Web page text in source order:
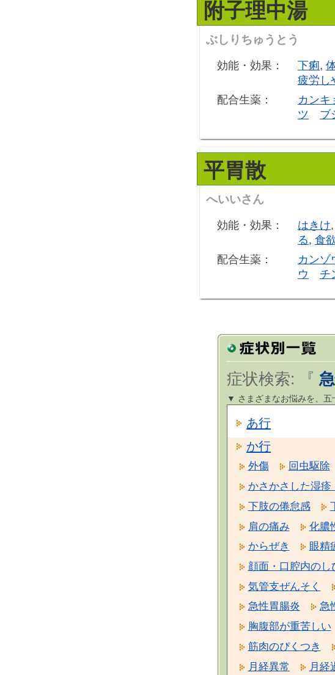
附子理中湯
ぶしりちゅうとう
効能・効果： 下痢,
疲労し
配合生薬：
カンキ
ツ
ブ
平胃散
へいいさん
効能・効果： はきけ,
る, 食
配合生薬：
カンゾ
ウ
チ
症状検索: 『
▼ さまざまなお悩みを、五
あ行
か行
外傷 回虫駆除
かさかさした湿疹
下肢の倦怠感
肩の痛み
化膿
からぜき
眼精
顔面・口腔内のし
気管支ぜんそく
急性胃腸炎
急
胸腹部が重苦しい
筋肉のぴくつき
月経異常
月経